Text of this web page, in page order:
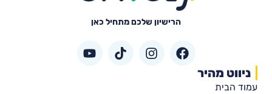
הרישיון שלכם מתחיל כאן
ניווט מהיר
עמוד הבית